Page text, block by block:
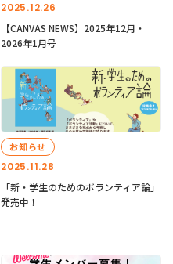
2025.12.26
【CANVAS NEWS】2025年12月・
2026年1月号
2025.11.28
お知らせ
「新・学生のためのボランティア論」
発売中！